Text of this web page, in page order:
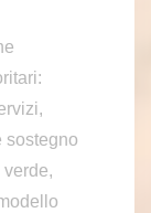
sostegno